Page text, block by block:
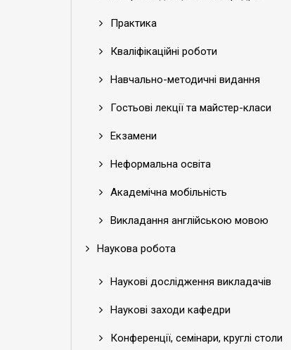
Практика
Кваліфікаційні роботи
Навчально-методичні видання
Гостьові лекції та майстер-класи
Екзамени
Неформальна освіта
Академічна мобільність
Викладання англійською мовою
Наукова робота
Наукові дослідження викладачів
Наукові заходи кафедри
Конференції, семінари, круглі столи